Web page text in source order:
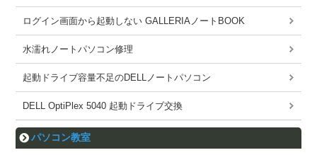
ログイン画面から起動しない GALLERIAノートBOOK
水濡れノートパソコン修理
起動ドライブ容量不足のDELLノートパソコン
DELL OptiPlex 5040 起動ドライブ交換
パソコン教室